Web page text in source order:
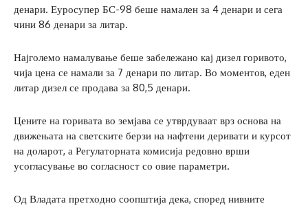
денари. Еуросупер БС-98 беше намален за 4 денари и сега
чини 86 денари за литар.
Најголемо намалување беше забележано кај дизел горивото,
чија цена се намали за 7 денари по литар. Во моментов, еден
литар дизел се продава за 80,5 денари.
Цените на горивата во земјава се утврдуваат врз основа на
движењата на светските берзи на нафтени деривати и курсот
на доларот, а Регулаторната комисија редовно врши
усогласување во согласност со овие параметри.
Од Владата претходно соопштија дека, според нивните